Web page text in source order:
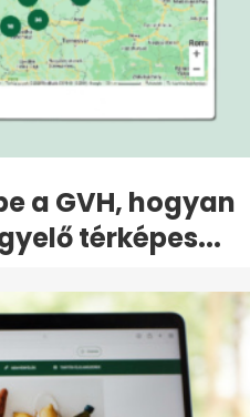
a GVH, hogyan
térképes...